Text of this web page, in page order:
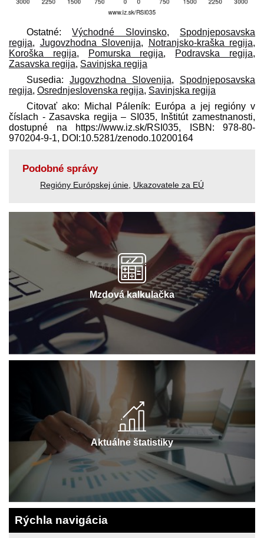
Ostatné:Východné Slovinsko, Spodnjeposavska
regija, Jugovzhodna Slovenija, Notranjsko-kraška regija,
Koroška regija, Pomurska regija, Podravska regija,
Zasavska regija, Savinjska regija
Susedia: Jugovzhodna Slovenija, Spodnjeposavska
regija, Osrednjeslovenska regija, Savinjska regija
Citovať ako: Michal Páleník: Európa a jej regióny v
číslach - Zasavska regija – SI035, Inštitút zamestnanosti,
dostupné na https://www.iz.sk/​RSI035, ISBN: 978-80-
970204-9-1, DOI:10.5281/zenodo.10200164
Podobné správy
Regióny Európskej únie Ukazovatele za EÚ
Mzdová kalkulačka
Aktuálne štatistiky
Rýchla navigácia